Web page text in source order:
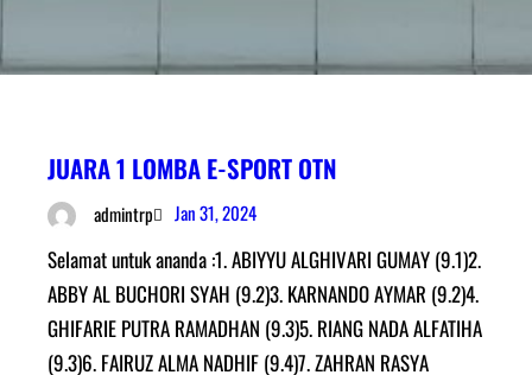
JUARA 1 LOMBA E-SPORT OTN
admintrp Jan 31, 2024
Selamat untuk ananda :1. ABIYYU ALGHIVARI GUMAY (9.1)2.
ABBY AL BUCHORI SYAH (9.2)3. KARNANDO AYMAR (9.2)4.
GHIFARIE PUTRA RAMADHAN (9.3)5. RIANG NADA ALFATIHA
(9.3)6. FAIRUZ ALMA NADHIF (9.4)7. ZAHRAN RASYA